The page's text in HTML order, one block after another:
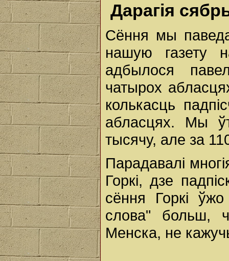
Дарагія
Сёння мы
нашую газету
адбылося
чатырох
колькасць
абласцях. Мы
тысячу, але за
Парадавалі
Горкі, дзе
сёння Горкі
слова" больш,
Менска, не